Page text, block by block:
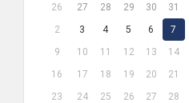
26 27 28 29 30 31
2
3 4 5 6 7
9
10 11 12 13 14
16
17 18 19 20 21
23
24 25 26 27 28